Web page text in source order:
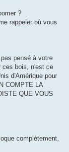
?
rappeler où vous
pensé à votre
ces bois, n'est ce
d'Amérique pour
COMPTE LA
QUE VOUS
complètement,